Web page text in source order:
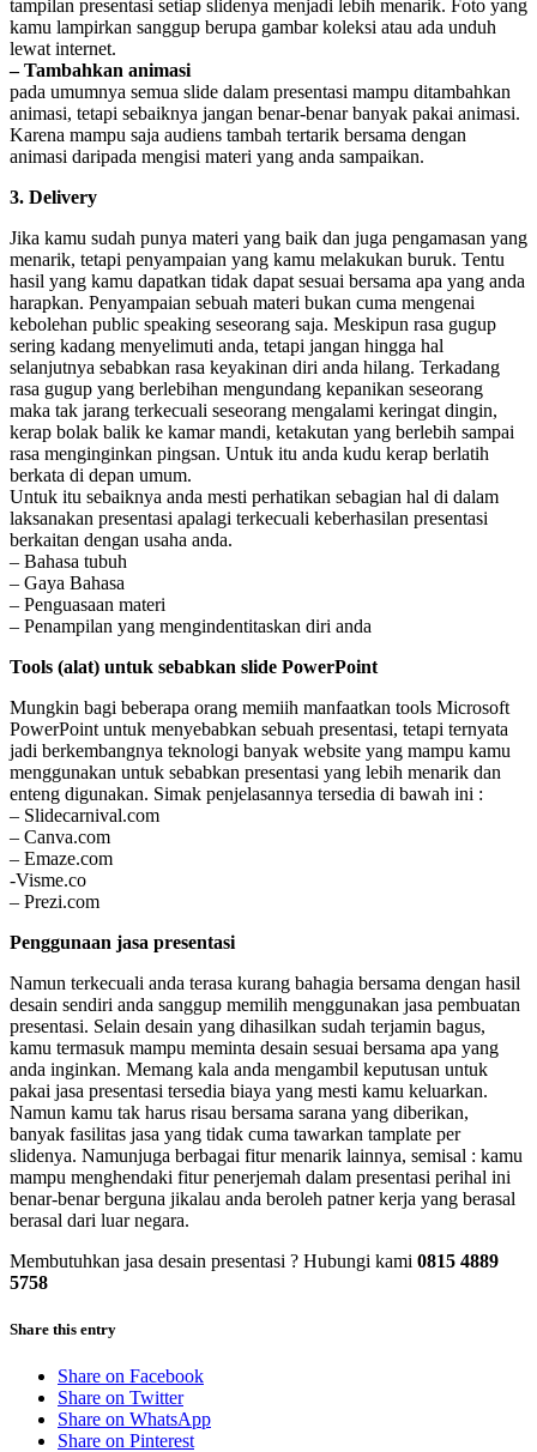
tampilan presentasi setiap slidenya menjadi lebih menarik. Foto yang
kamu lampirkan sanggup berupa gambar koleksi atau ada unduh
lewat internet.
– Tambahkan animasi
pada umumnya semua slide dalam presentasi mampu ditambahkan
animasi, tetapi sebaiknya jangan benar-benar banyak pakai animasi.
Karena mampu saja audiens tambah tertarik bersama dengan
animasi daripada mengisi materi yang anda sampaikan.
3. Delivery
Jika kamu sudah punya materi yang baik dan juga pengamasan yang
menarik, tetapi penyampaian yang kamu melakukan buruk. Tentu
hasil yang kamu dapatkan tidak dapat sesuai bersama apa yang anda
harapkan. Penyampaian sebuah materi bukan cuma mengenai
kebolehan public speaking seseorang saja. Meskipun rasa gugup
sering kadang menyelimuti anda, tetapi jangan hingga hal
selanjutnya sebabkan rasa keyakinan diri anda hilang. Terkadang
rasa gugup yang berlebihan mengundang kepanikan seseorang
maka tak jarang terkecuali seseorang mengalami keringat dingin,
kerap bolak balik ke kamar mandi, ketakutan yang berlebih sampai
rasa menginginkan pingsan. Untuk itu anda kudu kerap berlatih
berkata di depan umum.
Untuk itu sebaiknya anda mesti perhatikan sebagian hal di dalam
laksanakan presentasi apalagi terkecuali keberhasilan presentasi
berkaitan dengan usaha anda.
– Bahasa tubuh
– Gaya Bahasa
– Penguasaan materi
– Penampilan yang mengindentitaskan diri anda
Tools (alat) untuk sebabkan slide PowerPoint
Mungkin bagi beberapa orang memiih manfaatkan tools Microsoft
PowerPoint untuk menyebabkan sebuah presentasi, tetapi ternyata
jadi berkembangnya teknologi banyak website yang mampu kamu
menggunakan untuk sebabkan presentasi yang lebih menarik dan
enteng digunakan. Simak penjelasannya tersedia di bawah ini :
– Slidecarnival.com
– Canva.com
– Emaze.com
-Visme.co
– Prezi.com
Penggunaan jasa presentasi
Namun terkecuali anda terasa kurang bahagia bersama dengan hasil
desain sendiri anda sanggup memilih menggunakan jasa pembuatan
presentasi. Selain desain yang dihasilkan sudah terjamin bagus,
kamu termasuk mampu meminta desain sesuai bersama apa yang
anda inginkan. Memang kala anda mengambil keputusan untuk
pakai jasa presentasi tersedia biaya yang mesti kamu keluarkan.
Namun kamu tak harus risau bersama sarana yang diberikan,
banyak fasilitas jasa yang tidak cuma tawarkan tamplate per
slidenya. Namunjuga berbagai fitur menarik lainnya, semisal : kamu
mampu menghendaki fitur penerjemah dalam presentasi perihal ini
benar-benar berguna jikalau anda beroleh patner kerja yang berasal
berasal dari luar negara.
Membutuhkan jasa desain presentasi ? Hubungi kami 0815 4889
5758
Share this entry
Share on Facebook
Share on Twitter
Share on WhatsApp
Share on Pinterest